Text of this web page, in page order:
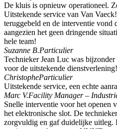
De kluis is opnieuw operationeel.
Uitstekende service van Van
teruggebeld en de interventie vond
aangezien het geen dringende
hele team!
Suzanne B.Particulier
Technieker Jean Luc was
voor de uitstekende dienstverlening!
ChristopheParticulier
Uitstekende service, een echte
Marc V.Facility Manager –
Snelle interventie voor het openen
het elektronische slot. De
zorgvuldig en gaf duidelijke uitleg.